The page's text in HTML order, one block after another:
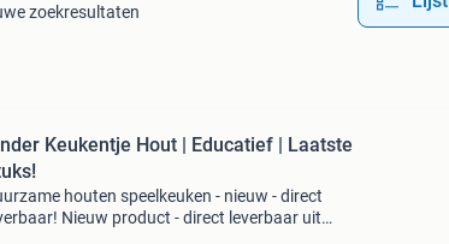
zoekresultaten
Keukentje Hout | Educatief | Laatste
houten speelkeuken - nieuw - direct
Nieuw product - direct leverbaar uit